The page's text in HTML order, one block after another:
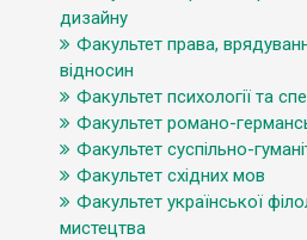
дизайну
Факультет права,
відносин
Факультет психології та
Факультет романо-
Факультет суспільно-
Факультет східних мов
Факультет української
мистецтва